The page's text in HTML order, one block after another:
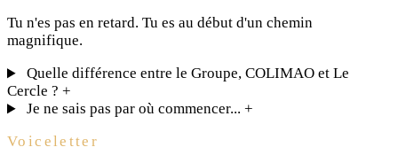
Tu n'es pas en retard. Tu es au début d'un chemin
magnifique.
Quelle différence entre le Groupe, COLIMAO et Le
Cercle ? +
Je ne sais pas par où commencer...+
Voiceletter